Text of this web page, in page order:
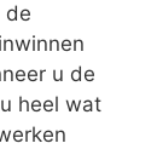
de
u de
heel wat